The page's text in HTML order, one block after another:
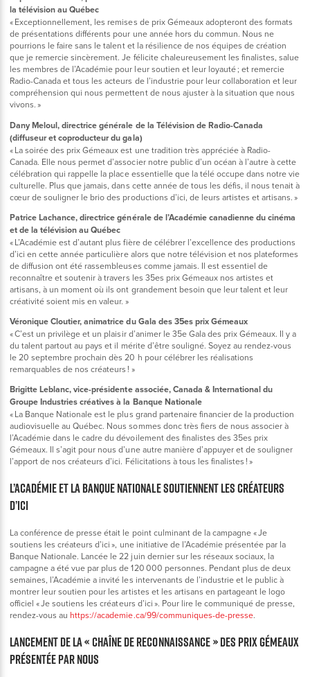
la télévision au Québec
« Exceptionnellement, les remises de prix Gémeaux adopteront des formats
de présentations différents pour une année hors du commun. Nous ne
pourrions le faire sans le talent et la résilience de nos équipes de création
que je remercie sincèrement. Je félicite chaleureusement les finalistes, salue
les membres de l’Académie pour leur soutien et leur loyauté ; et remercie
Radio-Canada et tous les acteurs de l’industrie pour leur collaboration et leur
compréhension qui nous permettent de nous ajuster à la situation que nous
vivons. »
Dany Meloul, directrice générale de la Télévision de Radio-Canada
(diffuseur et coproducteur du gala)
« La soirée des prix Gémeaux est une tradition très appréciée à Radio-
Canada. Elle nous permet d’associer notre public d’un océan à l’autre à cette
célébration qui rappelle la place essentielle que la télé occupe dans notre vie
culturelle. Plus que jamais, dans cette année de tous les défis, il nous tenait à
cœur de souligner le brio des productions d’ici, de leurs artistes et artisans. »
Patrice Lachance, directrice générale de l’Académie canadienne du cinéma
et de la télévision au Québec
« L’Académie est d’autant plus fière de célébrer l’excellence des productions
d’ici en cette année particulière alors que notre télévision et nos plateformes
de diffusion ont été rassembleuses comme jamais. Il est essentiel de
reconnaître et soutenir à travers les 35es prix Gémeaux nos artistes et
artisans, à un moment où ils ont grandement besoin que leur talent et leur
créativité soient mis en valeur. »
Véronique Cloutier, animatrice du Gala des 35es prix Gémeaux
« C’est un privilège et un plaisir d’animer le 35e Gala des prix Gémeaux. Il y a
du talent partout au pays et il mérite d’être souligné. Soyez au rendez-vous
le 20 septembre prochain dès 20 h pour célébrer les réalisations
remarquables de nos créateurs ! »
Brigitte Leblanc, vice-présidente associée, Canada & International du
Groupe Industries créatives à la Banque Nationale
« La Banque Nationale est le plus grand partenaire financier de la production
audiovisuelle au Québec. Nous sommes donc très fiers de nous associer à
l’Académie dans le cadre du dévoilement des finalistes des 35es prix
Gémeaux. Il s’agit pour nous d’une autre manière d’appuyer et de souligner
l’apport de nos créateurs d’ici. Félicitations à tous les finalistes ! »
L’ACADÉMIE ET LA BANQUE NATIONALE SOUTIENNENT LES CRÉATEURS
D’ICI
La conférence de presse était le point culminant de la campagne « Je
soutiens les créateurs d’ici », une initiative de l’Académie présentée par la
Banque Nationale. Lancée le 22 juin dernier sur les réseaux sociaux, la
campagne a été vue par plus de 120 000 personnes. Pendant plus de deux
semaines, l’Académie a invité les intervenants de l’industrie et le public à
montrer leur soutien pour les artistes et les artisans en partageant le logo
officiel « Je soutiens les créateurs d’ici ». Pour lire le communiqué de presse,
rendez-vous au https://academie.ca/99/communiques-de-presse.
LANCEMENT DE LA « CHAÎNE DE RECONNAISSANCE » DES PRIX GÉMEAUX
PRÉSENTÉE PAR NOUS